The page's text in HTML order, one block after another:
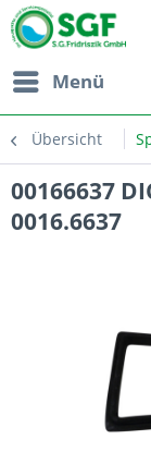
Menü
Übersicht
00166637
0016.6637